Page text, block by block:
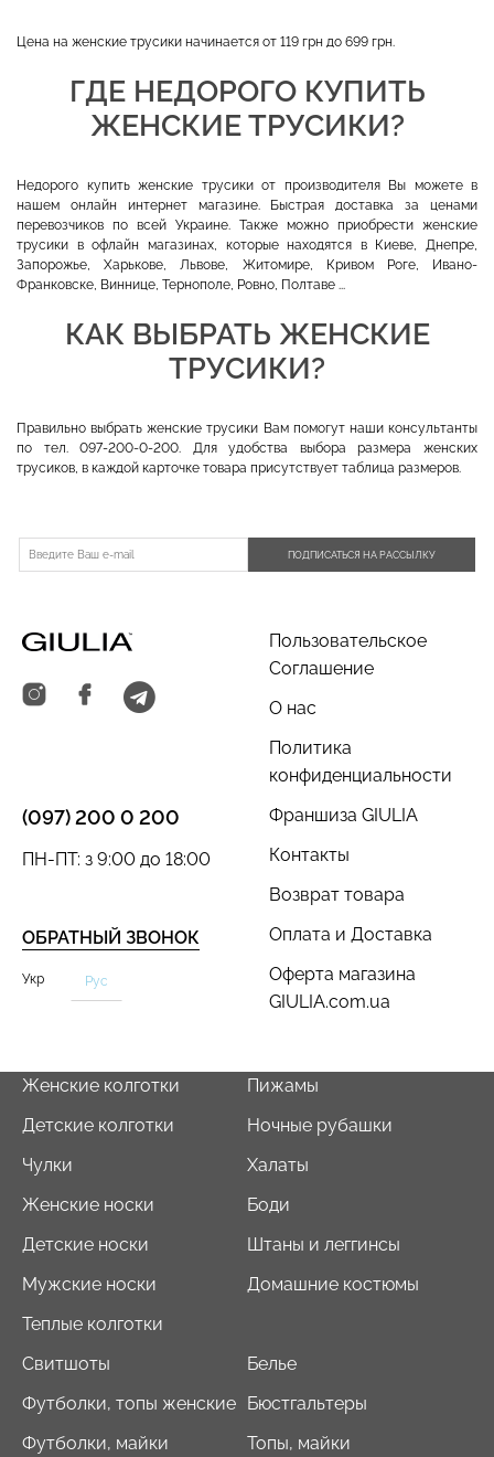
Цена на женские трусики начинается от 119 грн до 699 грн.
ГДЕ НЕДОРОГО КУПИТЬ
ЖЕНСКИЕ ТРУСИКИ?
Недорого купить женские трусики от производителя Вы можете в
нашем онлайн интернет магазине. Быстрая доставка за ценами
перевозчиков по всей Украине. Также можно приобрести женские
трусики в офлайн магазинах, которые находятся в Киеве, Днепре,
Запорожье, Харькове, Львове, Житомире, Кривом Роге, Ивано-
Франковске, Виннице, Тернополе, Ровно, Полтаве ...
КАК ВЫБРАТЬ ЖЕНСКИЕ
ТРУСИКИ?
Правильно выбрать женские трусики Вам помогут наши консультанты
по тел. 097-200-0-200. Для удобства выбора размера женских
трусиков, в каждой карточке товара присутствует таблица размеров.
ПОДПИСАТЬСЯ НА РАССЫЛКУ
Пользовательское
Соглашение
О нас
Политика
конфиденциальности
Франшиза GIULIA
Контакты
Возврат товара
Оплата и Доставка
Оферта магазина
GIULIA.com.ua
(097) 200 0 200
ОБРАТНЫЙ ЗВОНОК
ПН-ПТ: з 9:00 до 18:00
Укр Рус
Женские колготки
Детские колготки
Чулки
Женские носки
Детские носки
Мужские носки
Теплые колготки
Пижамы
Ночные рубашки
Халаты
Боди
Штаны и леггинсы
Домашние костюмы
Свитшоты
Футболки, топы женские
Футболки, майки
Белье
Бюстгальтеры
Топы, майки